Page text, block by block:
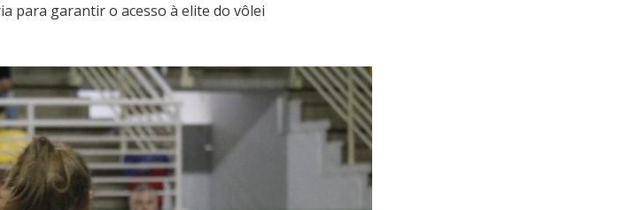
para garantir o acesso à elite do vôlei